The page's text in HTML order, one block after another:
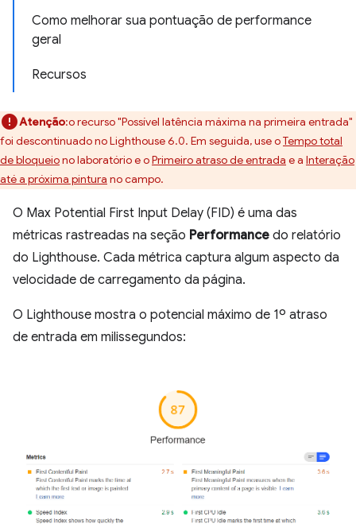
Como melhorar sua pontuação de performance
geral
Recursos
Atenção:o recurso "Possível latência máxima na primeira entrada"
foi descontinuado no Lighthouse 6.0. Em seguida, use oTempo total
de bloqueiono laboratório e oPrimeiro atraso de entrada e a Interação
até a próxima pintura no campo.
O Max Potential First Input Delay (FID) é uma das
métricas rastreadas na seção Performance do relatório
do Lighthouse. Cada métrica captura algum aspecto da
velocidade de carregamento da página.
O Lighthouse mostra o potencial máximo de 1º atraso
de entrada em milissegundos: